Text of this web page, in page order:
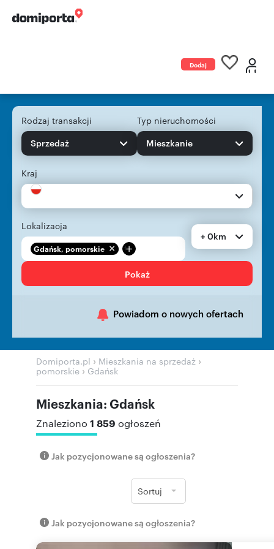
Dodaj
Rodzaj transakcji
Sprzedaż
Typ nieruchomości
Mieszkanie
Kraj
Lokalizacja
Gdańsk, pomorskie +
+ 0km
Pokaż
Powiadom o nowych ofertach
Domiporta.pl › Mieszkania na sprzedaż ›
pomorskie › Gdańsk
Mieszkania: Gdańsk
Znaleziono 1 859 ogłoszeń
Jak pozycjonowane są ogłoszenia?
Sortuj
Jak pozycjonowane są ogłoszenia?